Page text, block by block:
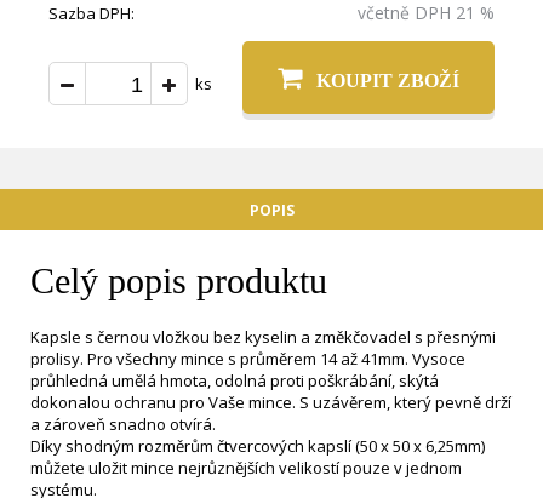
Sazba DPH: včetně DPH 21 %
ks KOUPIT ZBOŽÍ
POPIS
Celý popis produktu
Kapsle s černou vložkou bez kyselin a změkčovadel s přesnými
prolisy. Pro všechny mince s průměrem 14 až 41mm. Vysoce
průhledná umělá hmota, odolná proti poškrábání, skýtá
dokonalou ochranu pro Vaše mince. S uzávěrem, který pevně drží
a zároveň snadno otvírá.
Díky shodným rozměrům čtvercových kapslí (50 x 50 x 6,25mm)
můžete uložit mince nejrůznějších velikostí pouze v jednom
systému.